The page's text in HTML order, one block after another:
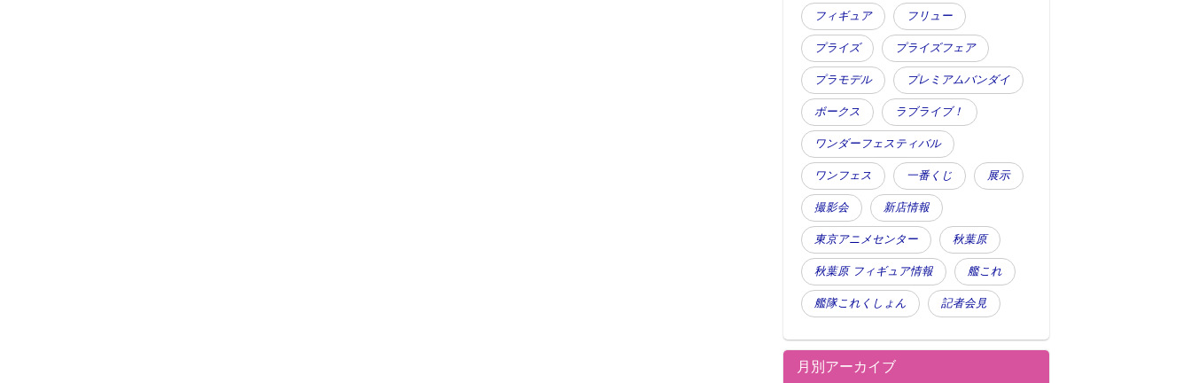
フィギュア フリュー
プライズ プライズフェア
プラモデル プレミアムバンダイ
ボークス ラブライブ！
ワンダーフェスティバル
ワンフェス 一番くじ 展示
撮影会 新店情報
東京アニメセンター 秋葉原
秋葉原 フィギュア情報 艦これ
艦隊これくしょん 記者会見
月別アーカイブ